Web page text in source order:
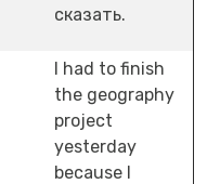
сказать.
I had to finish
the geography
project
yesterday
because I